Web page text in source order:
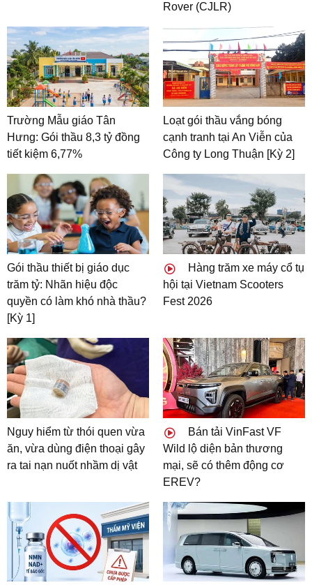
Rover (CJLR)
Trường Mẫu giáo Tân
Hưng: Gói thầu 8,3 tỷ đồng
tiết kiệm 6,77%
Loạt gói thầu vắng bóng
cạnh tranh tại An Viễn của
Công ty Long Thuận [Kỳ 2]
Gói thầu thiết bị giáo dục
trăm tỷ: Nhãn hiệu độc
quyền có làm khó nhà thầu?
[Kỳ 1]
Hàng trăm xe máy cổ tụ
hội tại Vietnam Scooters
Fest 2026
Nguy hiểm từ thói quen vừa
ăn, vừa dùng điện thoại gây
ra tai nạn nuốt nhầm dị vật
Bán tải VinFast VF
Wild lộ diện bản thương
mại, sẽ có thêm động cơ
EREV?